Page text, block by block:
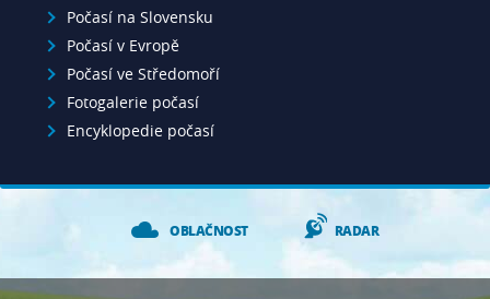
Počasí na Slovensku
Počasí v Evropě
Počasí ve Středomoří
Fotogalerie počasí
Encyklopedie počasí
OBLAČNOST RADAR